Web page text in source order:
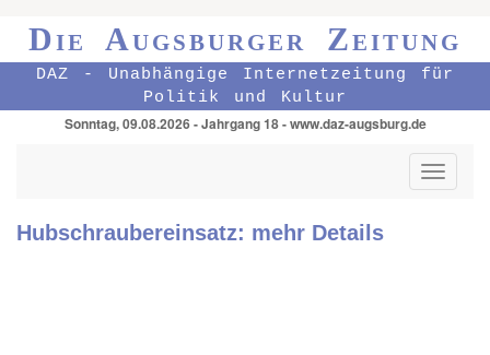
Die Augsburger Zeitung
DAZ - Unabhängige Internetzeitung für
Politik und Kultur
Sonntag, 09.08.2026 - Jahrgang 18 - www.daz-augsburg.de
Toggle
Hubschraubereinsatz: mehr Details